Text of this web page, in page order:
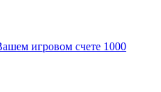
игровом счете 1000